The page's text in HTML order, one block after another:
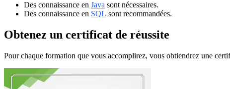
Des connaissance en Java sont nécessaires.
Des connaissance en SQL sont recommandées.
Obtenez un certificat de réussite
Pour chaque formation que vous accomplirez, vous obtiendrez une